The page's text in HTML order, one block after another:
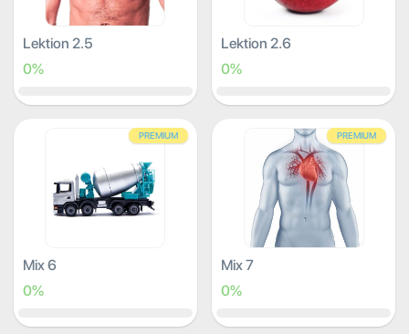
Lektion 2.5
0%
Lektion 2.6
0%
PREMIUM
Mix 6
0%
PREMIUM
Mix 7
0%